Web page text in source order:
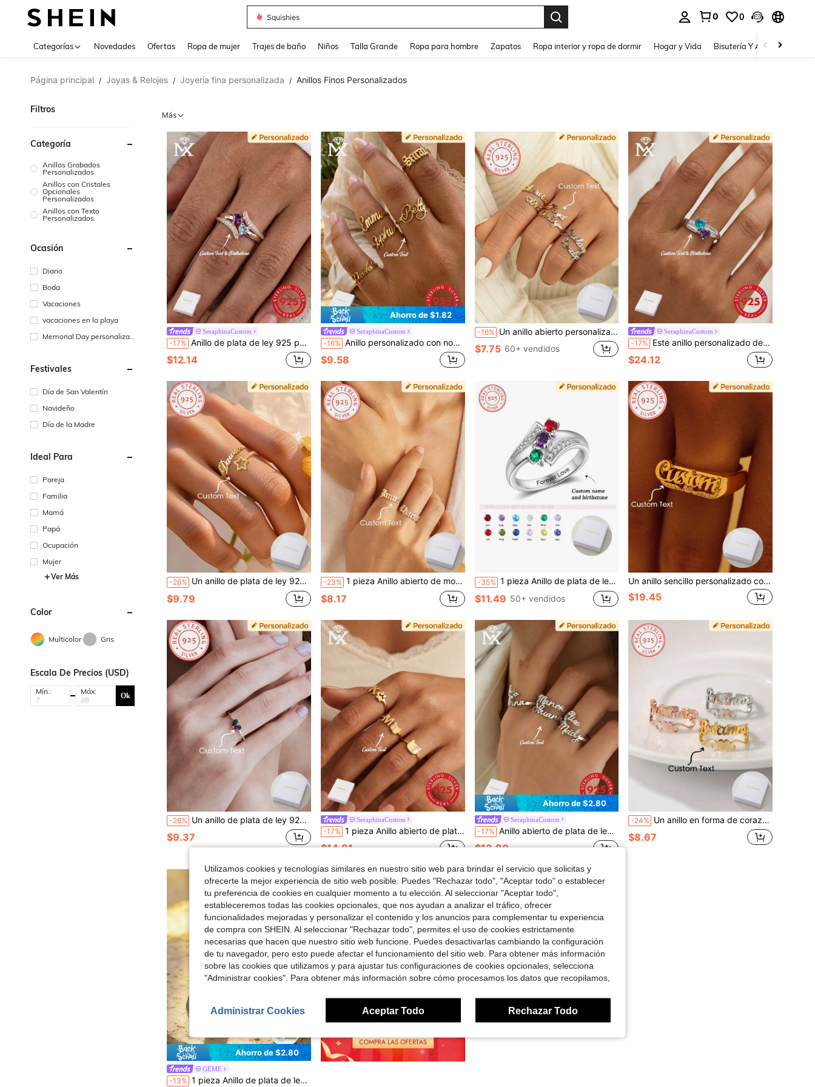
Musera 0 0
Categorías Novedades Ofertas Ropa de mujer Trajes de baño Niños Talla Grande Ropa para hombre Zapatos Ropa interior y ropa de dormir Hogar y Vida Bisutería Y Accesorios
Página principal / Joyas & Relojes / Joyería fina personalizada / Anillos Finos Personalizados
Filtros
Categoría
Anillos Grabados
Personalizados
Anillos con Cristales
Opcionales
Personalizados
Anillos con Texto
Personalizados
Ocasión
Diario
Boda
Vacaciones
vacaciones en la playa
Memorial Day personalizad
Festivales
Día de San Valentín
Navideño
Día de la Madre
Ideal Para
Pareja
Familia
Mamá
Papá
Ocupación
Mujer
Ver Más
Color
Multicolor Gris
Escala De Precios (USD)
Mín.: Máx: Ok
Más
SeraphinaCustom
-17% Anillo de plata de ley 925 personalizado, incrustado con tu piedra natal y grabado con tu nombre en inglés. Nombre grabado con láser, anillo de promesa con piedra natal con forma de corazón, anillo con nombre de pareja grabado, regalo de Navidad, joyería hecha a mano.
$12.14
Ahorro de $1.82
SeraphinaCustom
-16% Anillo personalizado con nombre de mujer, exquisita joya de mujer como regalo, regalo del Día de la Madre, regalo del Día de San Valentín, regalo de cumpleaños, regalo de aniversario de boda, regalo de Navidad, regalo de alta gama para amigos y compañeros de clase, regalo de graduación para la familia
$9.58
-16% Un anillo abierto personalizable de amor de plata 925 con dos nombres en inglés, adecuado para uso casual y en ocasiones especiales, joyería de moda para mujer, ¡un regalo para ella!
$7.75 60+ vendidos
SeraphinaCustom
-17% Este anillo personalizado de plata de ley 925 está grabado con su nombre y tiene dos piedras de nacimiento. Elaborado en plata de ley 925, es la opción perfecta para aniversarios, cumpleaños, San Valentín, Navidad y otras ocasiones. Este anillo también es un regalo de aniversario ideal para madres y parejas.
$24.12
-26% Un anillo de plata de ley 925 personalizado con nombre en inglés, ajustable, joyas de oro, regalos de boda, aniversario, Día de la Madre y graduación del maestro, diseño elegante, joyería personalizada exclusiva
$9.79
-23% 1 pieza Anillo abierto de moda personalizado de plata de ley 925, regalos personalizados únicos para ocasiones cotidianas y de fiesta, regalos personalizados elegantes, regalos para parejas
$8.17
-35% 1 pieza Anillo de plata de ley 925 con piedra natal personalizada, grabado con láser con un nombre en inglés personalizado, irradia elegancia refinada y sirve como un accesorio versátil y elegante para mujeres. Perfecto para ocasiones como el Día de la Madre, San Valentín, cumpleaños, aniversarios, ceremonias de graduación y Navidad, es un regalo exquisito para seres queridos o madres.
$11.49 50+ vendidos
Un anillo sencillo personalizado con el nombre en inglés, elegante y delicado de plata 925, es una joya para mujeres con un significado conmemorativo maravilloso, un regalo para Navidad, Día de los Caídos, San Valentín, Día de Acción de Gracias, con un brillo y elegancia únicos
$19.45
-26% Un anillo de plata de ley 925 delicado y elegante, con 12 colores de circonita cúbica como piedra de nacimiento, es un regalo conmemorativo maravilloso para Navidad, aniversario, Día de San Valentín, Día de Acción de Gracias, joyería para mujeres
$9.37
SeraphinaCustom
-17% 1 pieza Anillo abierto de plata 925 personalizado con letra, anillo con forma de garra de gato y gato, regalo para ella, opción del amante de las mascotas, regalo conmemorativo de mascotas, regalo del Día de San Valentín
$14.81
Ahorro de $2.80
SeraphinaCustom
-17% Anillo abierto de plata de ley 925 con nombre en inglés personalizado, diseño elegante y minimalista, de moda y versátil, adecuado para vacaciones y ocasiones casuales
$13.80
-24% Un anillo en forma de corazón personalizado de plata de ley 925, personalizado con un nombre en inglés, diseño de apertura elegante, joyería para uso diario y ocasiones especiales, regalo para aniversario, Día de San Valentín, Día de la Madre, joyería de moda para mujeres.
$8.67
Ahorro de $2.80
GEME
-13% 1 pieza Anillo de plata de ley S925 con piedra de nacimiento, personalizable con nombre, regalo de joyería de cumpleaños para mujer, regalo de aniversario, regalo festivo, regalo del Día de la Madre
Utilizamos cookies y tecnologías similares en nuestro sitio web para brindar el servicio que solicitas y
ofrecerte la mejor experiencia de sitio web posible. Puedes "Rechazar todo", "Aceptar todo" o establecer
tu preferencia de cookies en cualquier momento a tu elección. Al seleccionar "Aceptar todo",
estableceremos todas las cookies opcionales, que nos ayudan a analizar el tráfico, ofrecer
funcionalidades mejoradas y personalizar el contenido y los anuncios para complementar tu experiencia
de compra con SHEIN. Al seleccionar "Rechazar todo", permites el uso de cookies estrictamente
necesarias que hacen que nuestro sitio web funcione. Puedes desactivarlas cambiando la configuración
de tu navegador, pero esto puede afectar el funcionamiento del sitio web. Para obtener más información
sobre las cookies que utilizamos y para ajustar tus configuraciones de cookies opcionales, selecciona
"Administrar cookies". Para obtener más información sobre cómo procesamos los datos que recopilamos,
Administrar Cookies Aceptar Todo Rechazar Todo